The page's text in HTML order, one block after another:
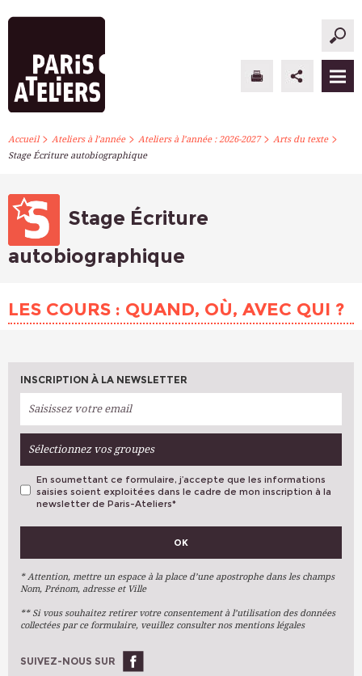
PARIS ATELIERS
ATELIERS À L’ANNÉE
STAGES PONCTUELS
S’INSCRIRE
Accueil> Ateliers à l’année> Ateliers à l’année : 2026-2027> Arts du texte>
Stage Écriture autobiographique
Stage Écriture
autobiographique
LES COURS : QUAND, OÙ, AVEC QUI ?
INSCRIPTION À LA NEWSLETTER
Sélectionnez vos groupes
VOS PRÉFÉRENCES
Arts Plastiques
Arts Du Texte
Arts Numériques
Ateliers À L'année
En soumettant ce formulaire, j’accepte que les informations
saisies soient exploitées dans le cadre de mon inscription à la
newsletter de Paris-Ateliers*
OK
* Attention, mettre un espace à la place d’une apostrophe dans les champs
Nom, Prénom, adresse et Ville
** Si vous souhaitez retirer votre consentement à l’utilisation des données
collectées par ce formulaire, veuillez consulter nos mentions légales
SUIVEZ-NOUS SUR